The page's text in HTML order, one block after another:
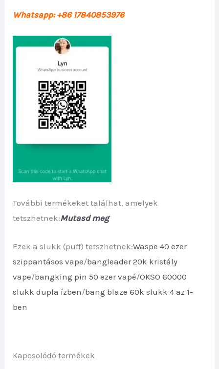
Whatsapp: +86 17840853976
További termékeket találhat, amelyek
tetszhetnek:Mutasd meg
Ezek a slukk (puff) tetszhetnek:Waspe 40 ezer
szippantásos vape/bangleader 20k kristály
vape/bangking pin 50 ezer vapé/OKSO 60000
slukk dupla ízben/bang blaze 60k slukk 4 az 1-
ben
Kapcsolódó termékek